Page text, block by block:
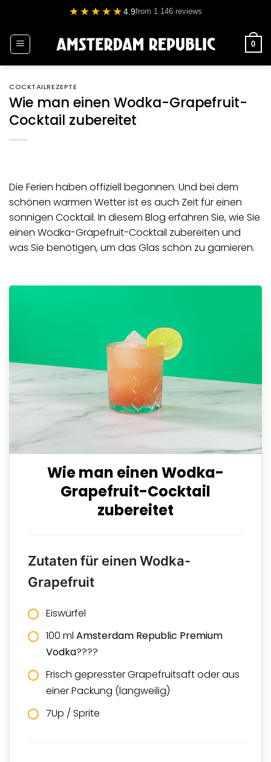
springen
★★★★★4.9from 1.146 reviews
0
COCKTAILREZEPTE
Wie man einen Wodka-Grapefruit-
Cocktail zubereitet
Die Ferien haben offiziell begonnen. Und bei dem
schönen warmen Wetter ist es auch Zeit für einen
sonnigen Cocktail. In diesem Blog erfahren Sie, wie Sie
einen Wodka-Grapefruit-Cocktail zubereiten und
was Sie benötigen, um das Glas schön zu garnieren.
Wie man einen Wodka-
Grapefruit-Cocktail
zubereitet
Zutaten für einen Wodka-
Grapefruit
Eiswürfel
100 ml Amsterdam Republic Premium
Vodka????
Frisch gepresster Grapefruitsaft oder aus
einer Packung (langweilig)
7Up / Sprite